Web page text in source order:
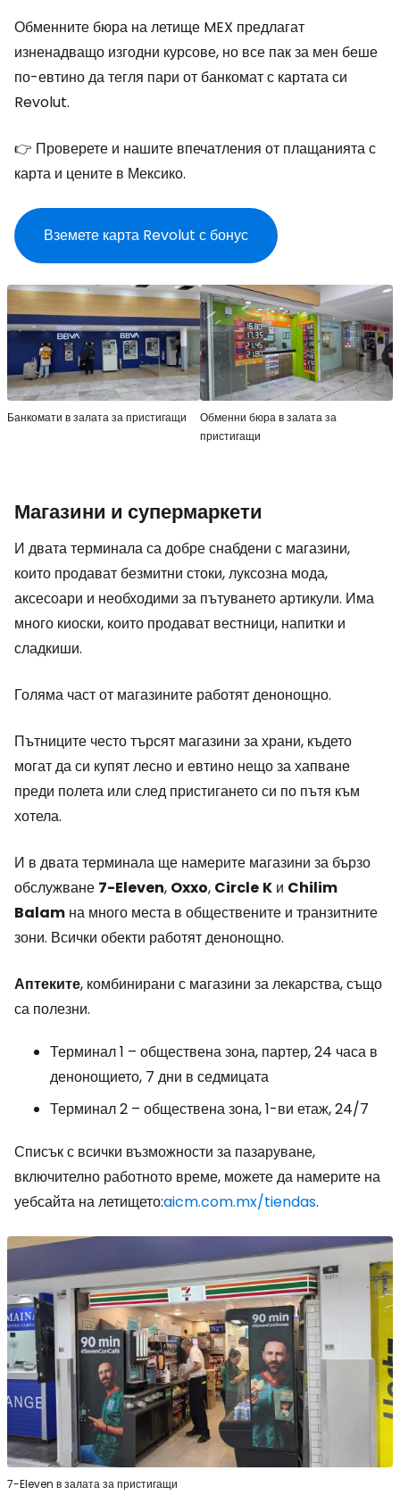
Обменните бюра на летище MEX предлагат
изненадващо изгодни курсове, но все пак за мен беше
по-евтино да тегля пари от банкомат с картата си
Revolut.
👉 Проверете и нашите впечатления от плащанията с
карта и цените в Мексико.
Вземете карта Revolut с бонус
Банкомати в залата за пристигащи
Обменни бюра в залата за
пристигащи
Магазини и супермаркети
И двата терминала са добре снабдени с магазини,
които продават безмитни стоки, луксозна мода,
аксесоари и необходими за пътуването артикули. Има
много киоски, които продават вестници, напитки и
сладкиши.
Голяма част от магазините работят денонощно.
Пътниците често търсят магазини за храни, където
могат да си купят лесно и евтино нещо за хапване
преди полета или след пристигането си по пътя към
хотела.
И в двата терминала ще намерите магазини за бързо
обслужване 7-Eleven, Oxxo, Circle K и Chilim
Balam на много места в обществените и транзитните
зони. Всички обекти работят денонощно.
Аптеките, комбинирани с магазини за лекарства, също
са полезни.
Терминал 1 – обществена зона, партер, 24 часа в
денонощието, 7 дни в седмицата
Терминал 2 – обществена зона, 1-ви етаж, 24/7
Списък с всички възможности за пазаруване,
включително работното време, можете да намерите на
уебсайта на летището:aicm.com.mx/tiendas.
7-Eleven в залата за пристигащи